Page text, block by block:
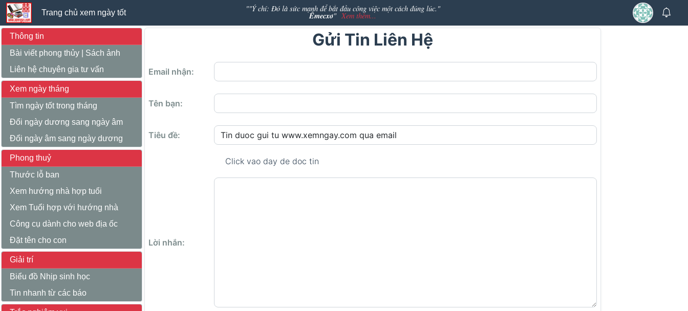
Trang chủ xem ngày tốt ""Ý chí: Đó là sức mạnh để bắt đầu công việc một cách đúng lúc."
Êmecxơ" Xem thêm...
Thông tin
Bài viết phong thủy
Sách ảnh
Liên hệ chuyên gia tư vấn
Xem ngày tháng
Tìm ngày tốt trong tháng
Đổi ngày dương sang ngày âm
Đổi ngày âm sang ngày dương
Phong thuỷ
Thước lỗ ban
Xem hướng nhà hợp tuổi
Xem Tuổi hợp với hướng nhà
Công cụ dành cho web địa ốc
Đặt tên cho con
Giải trí
Biểu đồ Nhịp sinh học
Tin nhanh từ các báo
Gửi Tin Liên Hệ
Email nhận:
Tên bạn:
Tiêu đề:
Click vao day de doc tin
Lời nhắn: